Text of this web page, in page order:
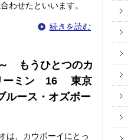
わせたといいます。
続きを読む
もうひとつのカ
ーミン 16 東京
ース・オズボー
は、カウボーイにとっ